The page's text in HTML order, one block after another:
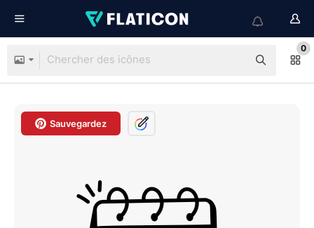
0
Sauvegardez